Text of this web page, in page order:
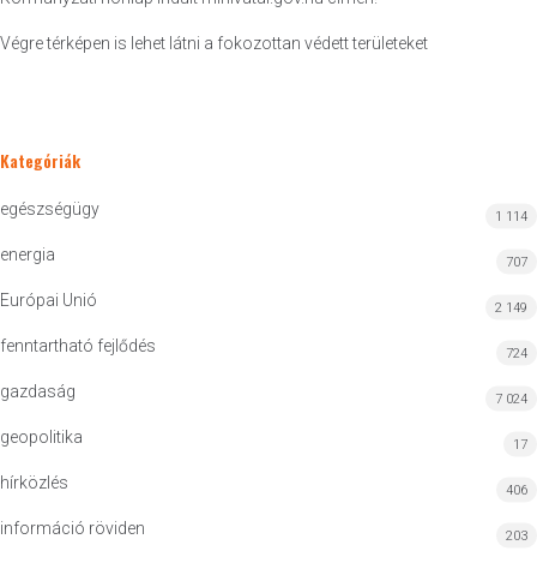
Végre térképen is lehet látni a fokozottan védett területeket
Kategóriák
egészségügy 1 114
energia 707
Európai Unió 2 149
fenntartható fejlődés 724
gazdaság 7 024
geopolitika 17
hírközlés 406
információ röviden 203